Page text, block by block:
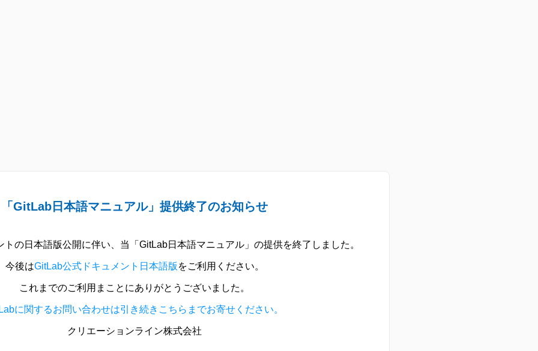
「GitLab日本語マニュアル」提供終了のお知らせ
の日本語版公開に伴い、当「GitLab日本語マニュアル」の提供を終了しました。
今後はGitLab公式ドキュメント日本語版 をご利用ください。
これまでのご利用まことにありがとうございました。
に関するお問い合わせは引き続きこちらまでお寄せください。
クリエーションライン株式会社